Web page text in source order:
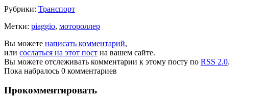
Link
Share
Рубрики: Транспорт
Метки: piaggio, мотороллер
Вы можете написать комментарий,
или сослаться на этот пост на вашем сайте.
Вы можете отслеживать комментарии к этому посту по RSS 2.0.
Пока набралось 0 комментариев
Прокомментировать